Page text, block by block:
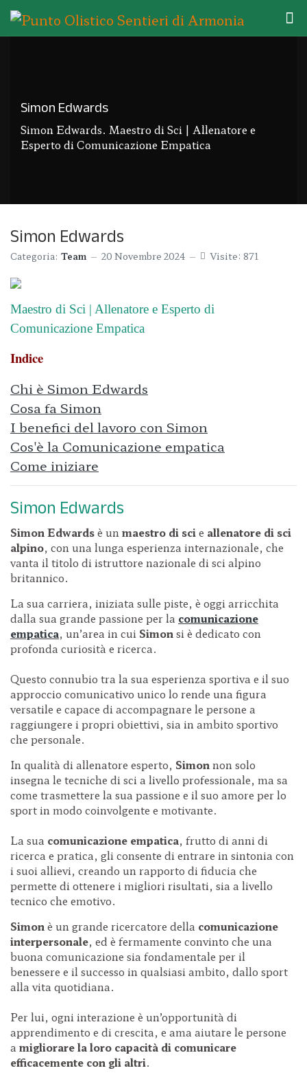
Simon Edwards
Simon Edwards. Maestro di Sci | Allenatore e
Esperto di Comunicazione Empatica
Simon Edwards
Categoria: Team 20 Novembre 2024 Visite: 871
Maestro di Sci | Allenatore e Esperto di
Comunicazione Empatica
Indice
Chi è Simon Edwards
Cosa fa Simon
I benefici del lavoro con Simon
Cos'è la Comunicazione empatica
Come iniziare
Simon Edwards
Simon Edwardsè un maestro di sci e allenatore di sci
alpino, con una lunga esperienza internazionale, che
vanta il titolo di istruttore nazionale di sci alpino
britannico.
La sua carriera, iniziata sulle piste, è oggi arricchita
dalla sua grande passione per la comunicazione
empatica, un’area in cui Simon si è dedicato con
profonda curiosità e ricerca.
Questo connubio tra la sua esperienza sportiva e il suo
approccio comunicativo unico lo rende una figura
versatile e capace di accompagnare le persone a
raggiungere i propri obiettivi, sia in ambito sportivo
che personale.
In qualità di allenatore esperto, Simon non solo
insegna le tecniche di sci a livello professionale, ma sa
come trasmettere la sua passione e il suo amore per lo
sport in modo coinvolgente e motivante.
La sua comunicazione empatica, frutto di anni di
ricerca e pratica, gli consente di entrare in sintonia con
i suoi allievi, creando un rapporto di fiducia che
permette di ottenere i migliori risultati, sia a livello
tecnico che emotivo.
Simon è un grande ricercatore della comunicazione
interpersonale, ed è fermamente convinto che una
buona comunicazione sia fondamentale per il
benessere e il successo in qualsiasi ambito, dallo sport
alla vita quotidiana.
Per lui, ogni interazione è un’opportunità di
apprendimento e di crescita, e ama aiutare le persone
a migliorare la loro capacità di comunicare
efficacemente con gli altri.